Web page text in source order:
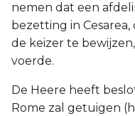
nemen dat een
bezetting in
de keizer te
voerde.
De Heere heeft
Rome zal getuigen